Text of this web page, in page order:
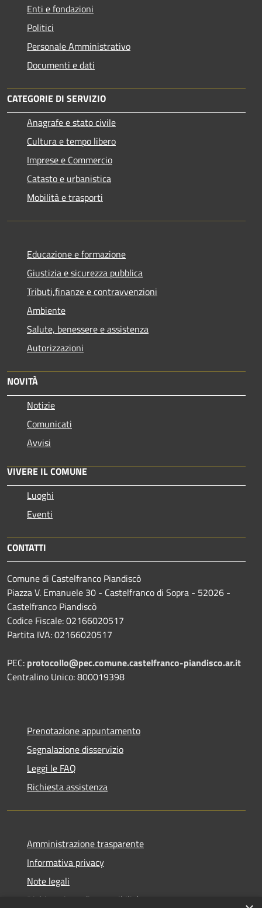
Enti e fondazioni
Politici
Personale Amministrativo
Documenti e dati
CATEGORIE DI SERVIZIO
Anagrafe e stato civile
Cultura e tempo libero
Imprese e Commercio
Catasto e urbanistica
Mobilità e trasporti
Educazione e formazione
Giustizia e sicurezza pubblica
Tributi,finanze e contravvenzioni
Ambiente
Salute, benessere e assistenza
Autorizzazioni
NOVITÀ
Notizie
Comunicati
Avvisi
VIVERE IL COMUNE
Luoghi
Eventi
CONTATTI
Comune di Castelfranco Piandiscò
Piazza V. Emanuele 30 - Castelfranco di Sopra - 52026 -
Castelfranco Piandiscò
Codice Fiscale: 02166020517
Partita IVA: 02166020517
PEC: protocollo@pec.comune.castelfranco-piandisco.ar.it
Centralino Unico: 800019398
Prenotazione appuntamento
Segnalazione disservizio
Leggi le FAQ
Richiesta assistenza
Amministrazione trasparente
Informativa privacy
Note legali
Dichiarazione di accessibilità